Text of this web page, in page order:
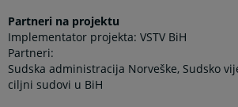
Partneri na projektu
Implementator projekta: VSTV BiH
Partneri:
Sudska administracija Norveške, Sudsko
ciljni sudovi u BiH